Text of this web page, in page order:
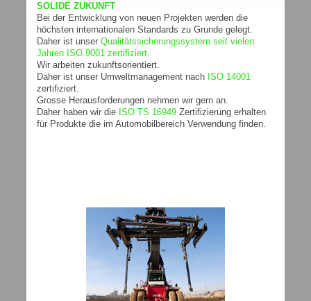
SOLIDE ZUKUNFT
Bei der Entwicklung von neuen Projekten werden die
höchsten internationalen Standards zu Grunde gelegt.
Daher ist unser Qualitätssicherungssystem seit vielen
Jahren ISO 9001 zertifiziert.
Wir arbeiten zukunftsorientiert.
Daher ist unser Umweltmanagement nach ISO 14001
zertifiziert.
Grosse Herausforderungen nehmen wir gern an.
Daher haben wir die ISO TS 16949 Zertifizierung erhalten
für Produkte die im Automobilbereich Verwendung finden.